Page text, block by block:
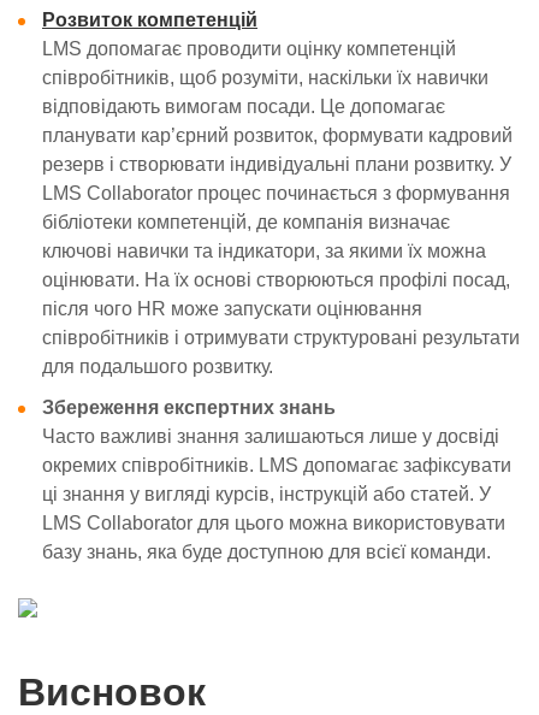
Розвиток компетенцій
LMS допомагає проводити оцінку компетенцій
співробітників, щоб розуміти, наскільки їх навички
відповідають вимогам посади. Це допомагає
планувати кар’єрний розвиток, формувати кадровий
резерв і створювати індивідуальні плани розвитку. У
LMS Collaborator процес починається з формування
бібліотеки компетенцій, де компанія визначає
ключові навички та індикатори, за якими їх можна
оцінювати. На їх основі створюються профілі посад,
після чого HR може запускати оцінювання
співробітників і отримувати структуровані результати
для подальшого розвитку.
Збереження експертних знань
Часто важливі знання залишаються лише у досвіді
окремих співробітників. LMS допомагає зафіксувати
ці знання у вигляді курсів, інструкцій або статей. У
LMS Collaborator для цього можна використовувати
базу знань, яка буде доступною для всієї команди.
Висновок